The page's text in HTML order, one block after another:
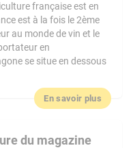
française est en
est à la fois le 2ème
au monde de vin et le
en
se situe en dessous
En savoir plus
du magazine